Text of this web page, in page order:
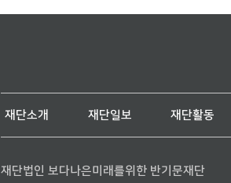
재단소개 재단일보 재단활동
재단법인 보다나은미래를위한 반기문재단